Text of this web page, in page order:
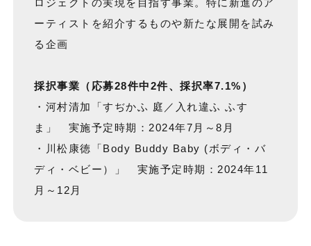
ロジェクトの実現を目指す事業。特に新進のア
ーティストを紹介するものや新たな展開を試み
る企画
採択事業（応募28件中2件、採択率7.1%）
・河村清加「すぢかふ 庭／入れ違ふ ふす
ま」 実施予定時期：2024年7月～8月
・川松康徳「Body Buddy Baby (ボディ・バ
ディ・ベビー）」 実施予定時期：2024年11
月～12月